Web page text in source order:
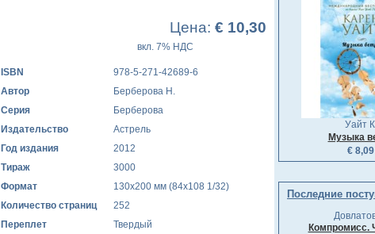
Цена: € 10,30
вкл. 7% НДС
ISBN
978-5-271-42689-6
Автор
Берберова Н.
Серия
Берберова
Издательство
Астрель
Год издания
2012
Тираж
3000
Формат
130x200 мм (84х108 1/32)
Количество страниц
252
Переплет
Твердый
Уайт
Музыка
€ 8,09
Последние
Компромисс.